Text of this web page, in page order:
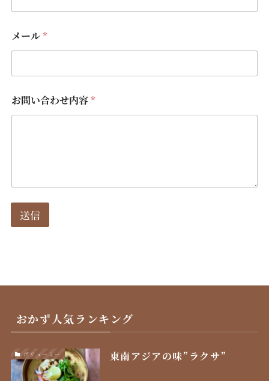
メール*
お問い合わせ内容*
送信
おかず人気ランキング
ボリューミー 東南アジアの味”ラクサ”